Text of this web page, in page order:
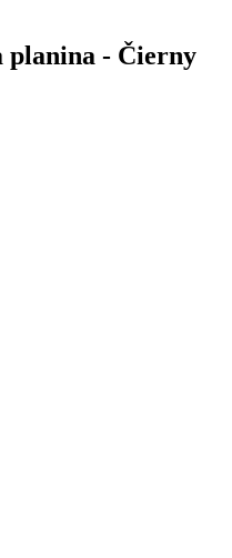
planina - Čierny